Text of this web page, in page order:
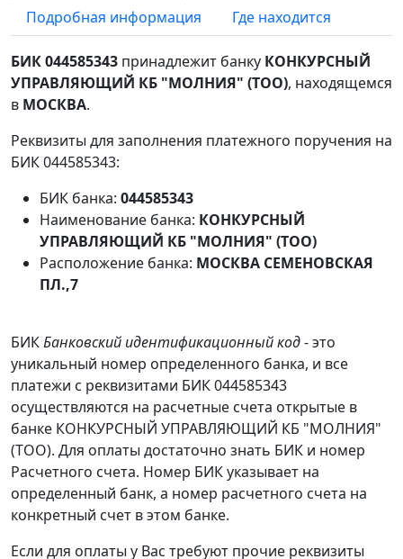
Подробная информация
Где находится
БИК 044585343 принадлежит банку КОНКУРСНЫЙ
УПРАВЛЯЮЩИЙ КБ "МОЛНИЯ" (ТОО), находящемся
в МОСКВА.
Реквизиты для заполнения платежного поручения на
БИК 044585343:
БИК банка: 044585343
Наименование банка: КОНКУРСНЫЙ
УПРАВЛЯЮЩИЙ КБ "МОЛНИЯ" (ТОО)
Расположение банка: МОСКВА СЕМЕНОВСКАЯ
ПЛ.,7
БИКБанковский идентификационный код- это
уникальный номер определенного банка, и все
платежи с реквизитами БИК 044585343
осуществляются на расчетные счета открытые в
банке КОНКУРСНЫЙ УПРАВЛЯЮЩИЙ КБ "МОЛНИЯ"
(ТОО). Для оплаты достаточно знать БИК и номер
Расчетного счета. Номер БИК указывает на
определенный банк, а номер расчетного счета на
конкретный счет в этом банке.
Если для оплаты у Вас требуют прочие реквизиты